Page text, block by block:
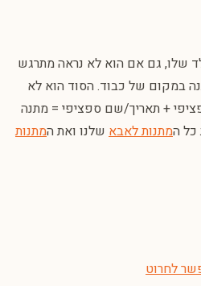
שלו, גם אם הוא לא נראה מתרגש
במקום של כבוד. הסוד הוא לא
+ תאריך/שם ספציפי = מתנה
כל המתנות לאבא שלנו ואת המתנות
לחרוט